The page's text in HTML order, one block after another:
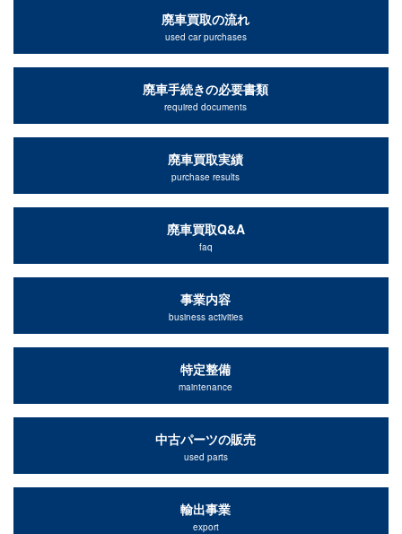
廃車買取の流れ
used car purchases
廃車手続きの必要書類
required documents
廃車買取実績
purchase results
廃車買取Q&A
faq
事業内容
business activities
特定整備
maintenance
中古パーツの販売
used parts
輸出事業
export